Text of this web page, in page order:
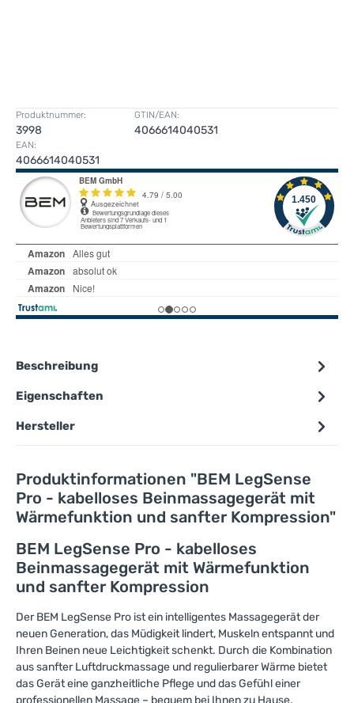
Produktnummer:
3998
GTIN/EAN:
4066614040531
EAN:
4066614040531
Beschreibung
Eigenschaften
Hersteller
Produktinformationen "BEM LegSense
Pro - kabelloses Beinmassagegerät mit
Wärmefunktion und sanfter Kompression"
BEM LegSense Pro - kabelloses
Beinmassagegerät mit Wärmefunktion
und sanfter Kompression
Der BEM LegSense Pro ist ein intelligentes Massagegerät der
neuen Generation, das Müdigkeit lindert, Muskeln entspannt und
Ihren Beinen neue Leichtigkeit schenkt. Durch die Kombination
aus sanfter Luftdruckmassage und regulierbarer Wärme bietet
das Gerät eine ganzheitliche Pflege und das Gefühl einer
professionellen Massage – bequem bei Ihnen zu Hause.